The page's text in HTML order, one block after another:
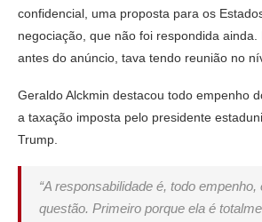
confidencial, uma proposta para os
negociação, que não foi respondida ainda.
antes do anúncio, tava tendo reunião no
Geraldo Alckmin destacou todo empenho
a taxação imposta pelo presidente
Trump.
“A responsabilidade é, todo
questão. Primeiro porque ela é